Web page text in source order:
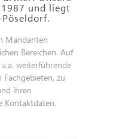
und liegt
Mandanten
Bereichen. Auf
weiterführende
zu
ihren
Kontaktdaten.